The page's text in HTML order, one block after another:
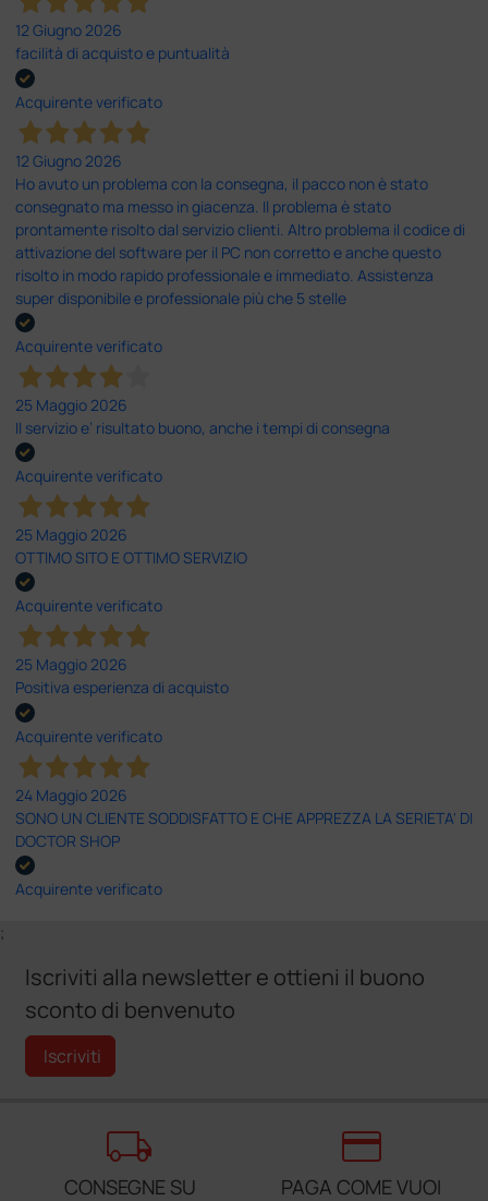
12 Giugno 2026
facilità di acquisto e puntualità
Acquirente verificato
12 Giugno 2026
Ho avuto un problema con la consegna, il pacco non è stato
consegnato ma messo in giacenza. Il problema è stato
prontamente risolto dal servizio clienti. Altro problema il codice di
attivazione del software per il PC non corretto e anche questo
risolto in modo rapido professionale e immediato. Assistenza
super disponibile e professionale più che 5 stelle
Acquirente verificato
25 Maggio 2026
Il servizio e’ risultato buono, anche i tempi di consegna
Acquirente verificato
25 Maggio 2026
OTTIMO SITO E OTTIMO SERVIZIO
Acquirente verificato
25 Maggio 2026
Positiva esperienza di acquisto
Acquirente verificato
24 Maggio 2026
SONO UN CLIENTE SODDISFATTO E CHE APPREZZA LA SERIETA' DI
DOCTOR SHOP
Acquirente verificato
;
Iscriviti alla newsletter e ottieni il buono
sconto di benvenuto
Iscriviti
local_shipping
CONSEGNE SU
credit_card
PAGA COME VUOI